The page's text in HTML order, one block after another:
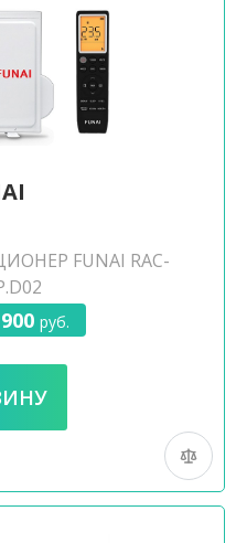
FUNAI RAC-
руб.